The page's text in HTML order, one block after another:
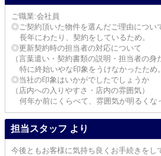
ご職業:会社員
◎ご契約頂いた物件を選んだご理由につい
長年にわたり、契約をしているため。
◎更新契約時の担当者の対応について
（言葉遣い・契約書類の説明・担当者の身
特に終始いやな印象をうけなかったため。
◎当社の印象はいかがでしたでしょうか
（店内への入りやすさ・店内の雰囲気）
何年か前にくらべて、雰囲気が明るくな
担当スタッフ より
今後ともお客様に気持ち良くお手続きをし